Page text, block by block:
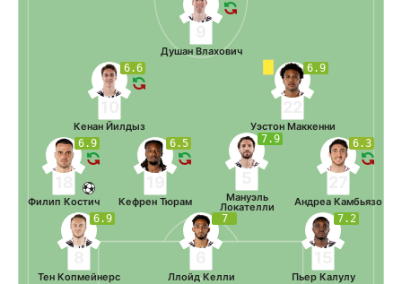
6.9
Тен Копмейнерс
7
Ллойд Келли
7.2
Пьер Калулу
6.9
Филип Костич
6.5
Кефрен Тюрам
7.9
Мануэль
Локателли
6.3
Андреа Камбьязо
6.6
Кенан Йилдыз
6.9
Уэстон Маккенни
Душан Влахович